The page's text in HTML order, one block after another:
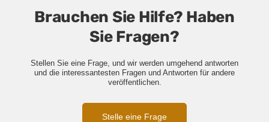
Brauchen Sie Hilfe? Haben
Sie Fragen?
Stellen Sie eine Frage, und wir werden umgehend antworten
und die interessantesten Fragen und Antworten für andere
veröffentlichen.
Stelle eine Frage